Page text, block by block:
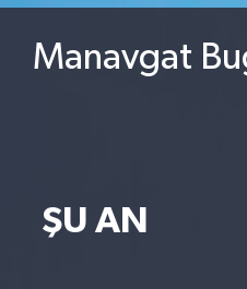
Manavgat
ŞU AN